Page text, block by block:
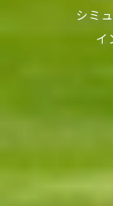
シミ
イ